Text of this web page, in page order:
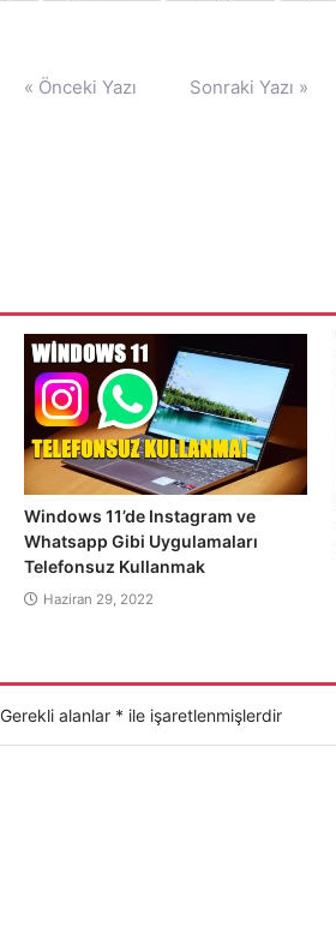
« Önceki Yazı Sonraki Yazı »
Windows 11’de Instagram ve
Whatsapp Gibi Uygulamaları
Telefonsuz Kullanmak
Haziran 29, 2022
Gerekli alanlar * ile işaretlenmişlerdir